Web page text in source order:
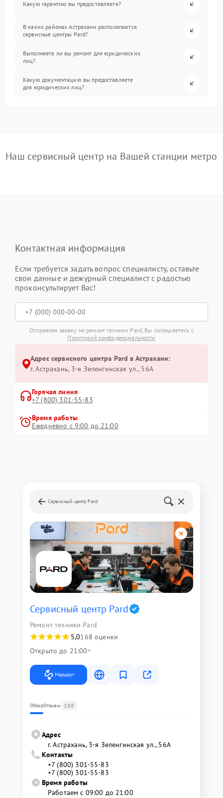
Какую гарантию вы предоставляете?
В каких районах Астрахани располагаются
сервисные центры Pard?
Выполняете ли вы ремонт для юридических
лиц?
Какую документацию вы предоставляете
для юридических лиц?
Наш сервисный центр на Вашей станции метро
Контактная информация
Если требуется задать вопрос специалисту, оставьте
свои данные и дежурный специалист с радостью
проконсультирует Вас!
Отправляя заявку на ремонт техники Pard, Вы соглашаетесь с
Политикой конфиденциальности
Адрес сервисного центра Pard в Астрахани:
г. Астрахань, 3-я Зеленгинская ул., 56А
Горячая линия
+7 (800) 301-55-83
Время работы
Ежедневно с 9:00 до 21:00
Сервисный центр Pard
Сервисный центр Pard
Ремонт техники Pard
5,0168 оценки
Открыто до 21:00
Маршрут
ОбзорОтзывы 188
Адрес
г. Астрахань, 3-я Зеленгинская ул., 56А
Контакты
+7 (800) 301-55-83
+7 (800) 301-55-83
Время работы
Работаем с 09:00 до 21:00